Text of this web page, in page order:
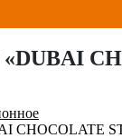
«DUBAI
CHOCOLATE